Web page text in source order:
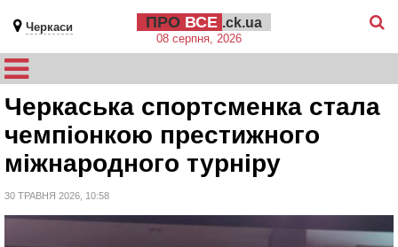
Черкаси ПРО ВСЕ .ck.ua
08 серпня, 2026
Черкаська спортсменка стала
чемпіонкою престижного
міжнародного турніру
30 ТРАВНЯ 2026, 10:58